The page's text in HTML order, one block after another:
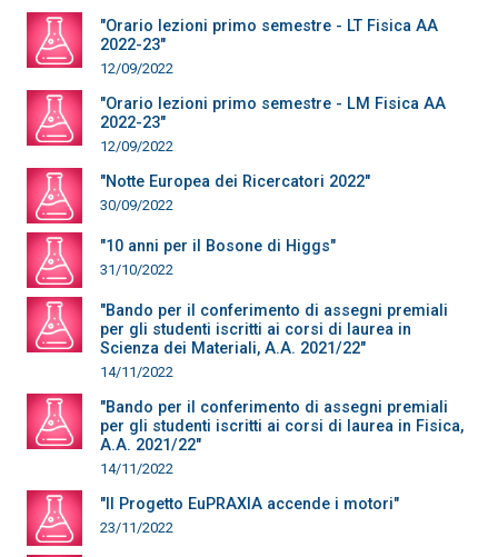
"Orario lezioni primo semestre - LT Fisica AA
2022-23"
12/09/2022
"Orario lezioni primo semestre - LM Fisica AA
2022-23"
12/09/2022
"Notte Europea dei Ricercatori 2022"
30/09/2022
"10 anni per il Bosone di Higgs"
31/10/2022
"Bando per il conferimento di assegni premiali
per gli studenti iscritti ai corsi di laurea in
Scienza dei Materiali, A.A. 2021/22"
14/11/2022
"Bando per il conferimento di assegni premiali
per gli studenti iscritti ai corsi di laurea in Fisica,
A.A. 2021/22"
14/11/2022
"Il Progetto EuPRAXIA accende i motori"
23/11/2022